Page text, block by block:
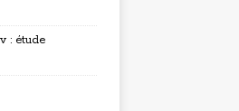
: étude